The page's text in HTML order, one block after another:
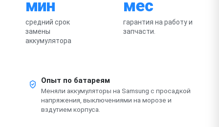
мин
средний срок
замены
аккумулятора
мес
гарантия на работу и
запчасти.
Опыт по батареям
Меняли аккумуляторы на Samsung с просадкой
напряжения, выключениями на морозе и
вздутием корпуса.